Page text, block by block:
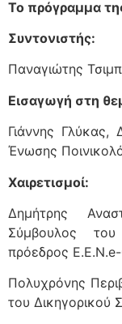
Το πρόγραμμα
Συντονιστής:
Παναγιώτης
Εισαγωγή στη
Γιάννης Γλύκας,
Ένωσης
Χαιρετισμοί:
Δημήτρης
Σύμβουλος
πρόεδρος Ε.Ε.Ν.e-
Πολυχρόνης
του Δικηγορικού